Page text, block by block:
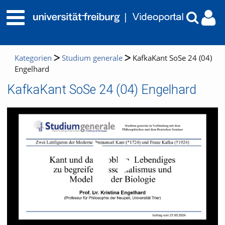
Kategorien Studium generale
KafkaKant SoSe 24 (04)
Engelhard
KafkaKant SoSe 24 (04) Engelhard